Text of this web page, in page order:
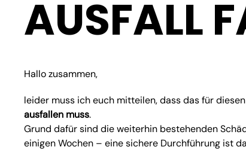
AUSFALL
Hallo zusammen,
leider muss ich euch mitteilen, dass das für
ausfallen muss.
Grund dafür sind die weiterhin bestehenden
einigen Wochen – eine sichere Durchführung ist